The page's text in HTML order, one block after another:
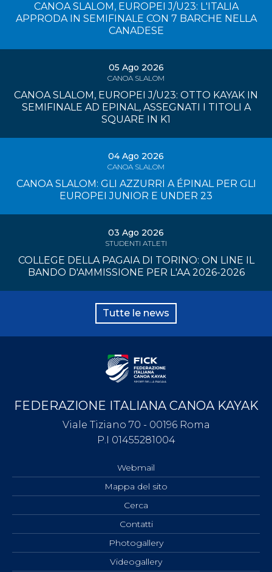
CANOA SLALOM, EUROPEI J/U23: L'ITALIA
APPRODA IN SEMIFINALE CON 7 BARCHE NELLA
CANADESE
05 Ago 2026
CANOA SLALOM
CANOA SLALOM, EUROPEI J/U23: OTTO KAYAK IN
SEMIFINALE AD EPINAL, ASSEGNATI I TITOLI A
SQUARE IN K1
04 Ago 2026
CANOA SLALOM
CANOA SLALOM: GLI AZZURRI A ÉPINAL PER GLI
EUROPEI JUNIOR E UNDER 23
03 Ago 2026
STUDENTI ATLETI
COLLEGE DELLA PAGAIA DI TORINO: ON LINE IL
BANDO D'AMMISSIONE PER L'AA 2026-2026
Tutte le news
FEDERAZIONE ITALIANA CANOA KAYAK
Viale Tiziano 70 - 00196 Roma
P.I 01455281004
Webmail
Mappa del sito
Cerca
Contatti
Photogallery
Videogallery